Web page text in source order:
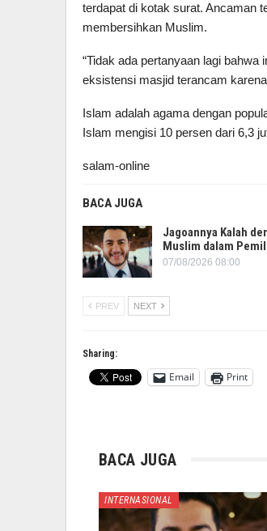
terdapat di kotak surat. Ancaman
membersihkan Muslim.
“Tidak ada pertanyaan lagi
eksistensi masjid terancam
Islam adalah agama dengan
Islam mengisi 10 persen dari 6,3
salam-online
BACA JUGA
Jagoannya Kalah
Muslim dalam
07/08/2026 08:00
PREV NEXT
Sharing:
Email Print
BACA JUGA
INTERNASIONAL